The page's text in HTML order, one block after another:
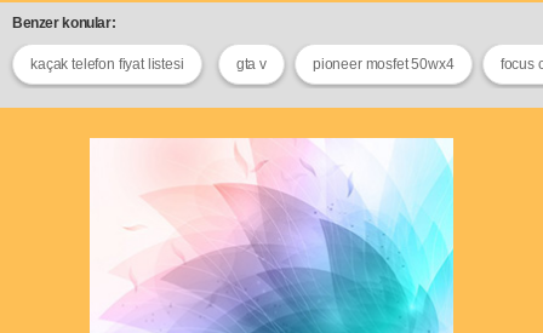
Benzer konular:
kaçak telefon fiyat listesi gta v pioneer mosfet 50wx4 focus